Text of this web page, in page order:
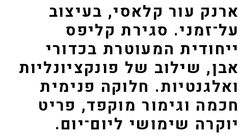
2
7
9
.
0
.
2
1
9
.
0
.
ארנק עור קלאסי, בעיצוב
על־זמני. סגירת קליפס
ייחודית המעוטרת בכדורי
אבן, שילוב של פונקציונליות
ואלגנטיות. חלוקה פנימית
חכמה וגימור מוקפד, פריט
יוקרה שימושי ליום־יום.